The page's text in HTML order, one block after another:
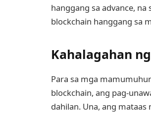
hanggang sa advance,
blockchain hanggang sa
Kahalagahan
Para sa mga
blockchain, ang pag-
dahilan. Una, ang